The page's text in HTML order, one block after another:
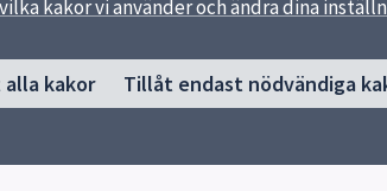
kakor vi använder och ändra dina
kakor Tillåt endast nödvändiga
Uppsala